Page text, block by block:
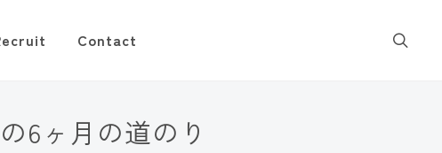
Contact
6ヶ月の道のり